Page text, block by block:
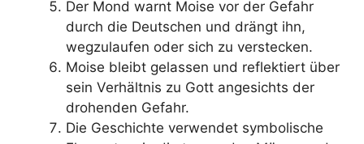
Der Mond warnt Moise vor der Gefahr
durch die Deutschen und drängt ihn,
wegzulaufen oder sich zu verstecken.
Moise bleibt gelassen und reflektiert über
sein Verhältnis zu Gott angesichts der
drohenden Gefahr.
Die Geschichte verwendet symbolische